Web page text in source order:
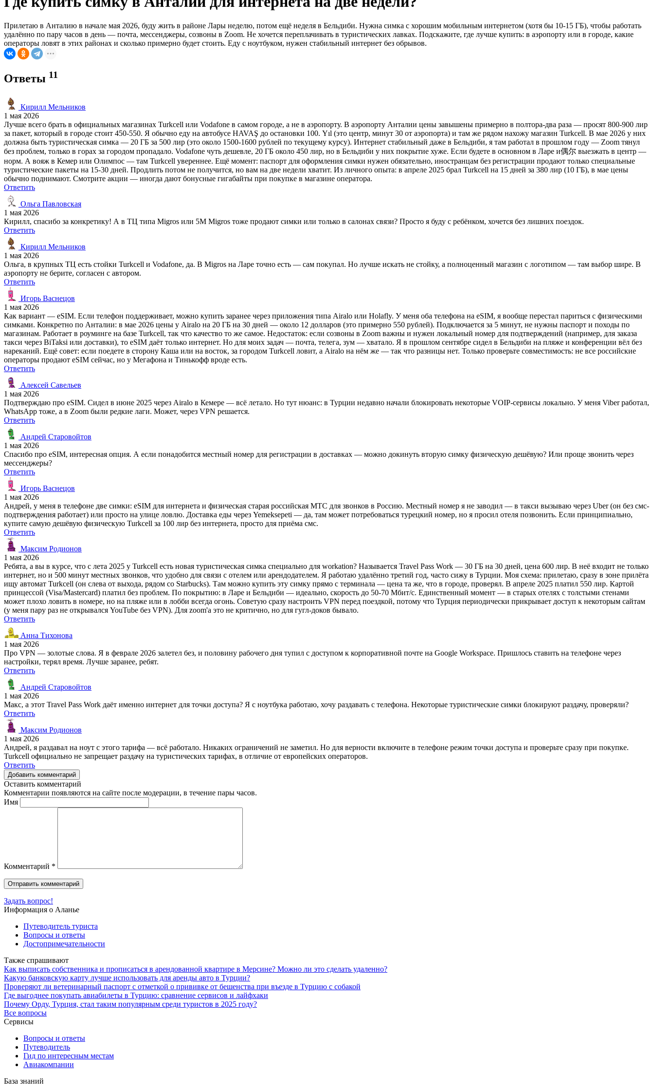
Прилетаю в Анталию в начале мая 2026, буду жить в районе Лары неделю, потом ещё неделя в Бельдиби. Нужна симка с хорошим мобильным интернетом (хотя бы 10-15 ГБ), чтобы работать
удалённо по пару часов в день — почта, мессенджеры, созвоны в Zoom. Не хочется переплачивать в туристических лавках. Подскажите, где лучше купить: в аэропорту или в городе, какие
операторы ловят в этих районах и сколько примерно будет стоить. Еду с ноутбуком, нужен стабильный интернет без обрывов.
Ответы 11
Кирилл Мельников
1 мая 2026
Лучше всего брать в официальных магазинах Turkcell или Vodafone в самом городе, а не в аэропорту. В аэропорту Анталии цены завышены примерно в полтора-два раза — просят 800-900 лир
за пакет, который в городе стоит 450-550. Я обычно еду на автобусе HAVAŞ до остановки 100. Yıl (это центр, минут 30 от аэропорта) и там же рядом нахожу магазин Turkcell. В мае 2026 у них
должна быть туристическая симка — 20 ГБ за 500 лир (это около 1500-1600 рублей по текущему курсу). Интернет стабильный даже в Бельдиби, я там работал в прошлом году — Zoom тянул
без проблем, только в горах за городом пропадало. Vodafone чуть дешевле, 20 ГБ около 450 лир, но в Бельдиби у них покрытие хуже. Если будете в основном в Ларе и偶尔 выезжать в центр —
норм. А вояж в Кемер или Олимпос — там Turkcell увереннее. Ещё момент: паспорт для оформления симки нужен обязательно, иностранцам без регистрации продают только специальные
туристические пакеты на 15-30 дней. Продлить потом не получится, но вам на две недели хватит. Из личного опыта: в апреле 2025 брал Turkcell на 15 дней за 380 лир (10 ГБ), в мае цены
обычно поднимают. Смотрите акции — иногда дают бонусные гигабайты при покупке в магазине оператора.
Ответить
Ольга Павловская
1 мая 2026
Кирилл, спасибо за конкретику! А в ТЦ типа Migros или 5M Migros тоже продают симки или только в салонах связи? Просто я буду с ребёнком, хочется без лишних поездок.
Ответить
Кирилл Мельников
1 мая 2026
Ольга, в крупных ТЦ есть стойки Turkcell и Vodafone, да. В Migros на Ларе точно есть — сам покупал. Но лучше искать не стойку, а полноценный магазин с логотипом — там выбор шире. В
аэропорту не берите, согласен с автором.
Ответить
Игорь Васнецов
1 мая 2026
Как вариант — eSIM. Если телефон поддерживает, можно купить заранее через приложения типа Airalo или Holafly. У меня оба телефона на eSIM, я вообще перестал париться с физическими
симками. Конкретно по Анталии: в мае 2026 цены у Airalo на 20 ГБ на 30 дней — около 12 долларов (это примерно 550 рублей). Подключается за 5 минут, не нужны паспорт и походы по
магазинам. Работает в роуминге на базе Turkcell, так что качество то же самое. Недостаток: если созвоны в Zoom важны и нужен локальный номер для подтверждений (например, для заказа
такси через BiTaksi или доставки), то eSIM даёт только интернет. Но для моих задач — почта, телега, зум — хватало. Я в прошлом сентябре сидел в Бельдиби на пляже и конференции вёл без
нареканий. Ещё совет: если поедете в сторону Каша или на восток, за городом Turkcell ловит, а Airalo на нём же — так что разницы нет. Только проверьте совместимость: не все российские
операторы продают eSIM сейчас, но у Мегафона и Тинькофф вроде есть.
Ответить
Алексей Савельев
1 мая 2026
Подтверждаю про eSIM. Сидел в июне 2025 через Airalo в Кемере — всё летало. Но тут нюанс: в Турции недавно начали блокировать некоторые VOIP-сервисы локально. У меня Viber работал,
WhatsApp тоже, а в Zoom были редкие лаги. Может, через VPN решается.
Ответить
Андрей Старовойтов
1 мая 2026
Спасибо про eSIM, интересная опция. А если понадобится местный номер для регистрации в доставках — можно докинуть вторую симку физическую дешёвую? Или проще звонить через
мессенджеры?
Ответить
Игорь Васнецов
1 мая 2026
Андрей, у меня в телефоне две симки: eSIM для интернета и физическая старая российская МТС для звонков в Россию. Местный номер я не заводил — в такси вызываю через Uber (он без смс-
подтверждения работает) или просто на улице ловлю. Доставка еды через Yemeksepeti — да, там может потребоваться турецкий номер, но я просил отеля позвонить. Если принципиально,
купите самую дешёвую физическую Turkcell за 100 лир без интернета, просто для приёма смс.
Ответить
Максим Родионов
1 мая 2026
Ребята, а вы в курсе, что с лета 2025 у Turkcell есть новая туристическая симка специально для workation? Называется Travel Pass Work — 30 ГБ на 30 дней, цена 600 лир. В неё входит не только
интернет, но и 500 минут местных звонков, что удобно для связи с отелем или арендодателем. Я работаю удалённо третий год, часто сижу в Турции. Моя схема: прилетаю, сразу в зоне прилёта
ищу автомат Turkcell (он слева от выхода, рядом со Starbucks). Там можно купить эту симку прямо с терминала — цена та же, что в городе, проверял. В апреле 2025 платил 550 лир. Картой
принцессой (Visa/Mastercard) платил без проблем. По покрытию: в Ларе и Бельдиби — идеально, скорость до 50-70 Мбит/с. Единственный момент — в старых отелях с толстыми стенами
может плохо ловить в номере, но на пляже или в лобби всегда огонь. Советую сразу настроить VPN перед поездкой, потому что Турция периодически прикрывает доступ к некоторым сайтам
(у меня пару раз не открывался YouTube без VPN). Для zoom'а это не критично, но для гугл-доков бывало.
Ответить
Анна Тихонова
1 мая 2026
Про VPN — золотые слова. Я в феврале 2026 залетел без, и половину рабочего дня тупил с доступом к корпоративной почте на Google Workspace. Пришлось ставить на телефоне через
настройки, терял время. Лучше заранее, ребят.
Ответить
Андрей Старовойтов
1 мая 2026
Макс, а этот Travel Pass Work даёт именно интернет для точки доступа? Я с ноутбука работаю, хочу раздавать с телефона. Некоторые туристические симки блокируют раздачу, проверяли?
Ответить
Максим Родионов
1 мая 2026
Андрей, я раздавал на ноут с этого тарифа — всё работало. Никаких ограничений не заметил. Но для верности включите в телефоне режим точки доступа и проверьте сразу при покупке.
Turkcell официально не запрещает раздачу на туристических тарифах, в отличие от европейских операторов.
Ответить
Добавить комментарий
Оставить комментарий
Комментарии появляются на сайте после модерации, в течение пары часов.
Имя
Комментарий *
Задать вопрос!
Информация о Аланье
Путеводитель туриста
Вопросы и ответы
Достопримечательности
Также спрашивают
Как выписать собственника и прописаться в арендованной квартире в Мерсине? Можно ли это сделать удаленно?
Какую банковскую карту лучше использовать для аренды авто в Турции?
Проверяют ли ветеринарный паспорт с отметкой о прививке от бешенства при въезде в Турцию с собакой
Где выгоднее покупать авиабилеты в Турцию: сравнение сервисов и лайфхаки
Почему Орду, Турция, стал таким популярным среди туристов в 2025 году?
Все вопросы
Сервисы
Вопросы и ответы
Путеводитель
Гид по интересным местам
Авиакомпании
База знаний